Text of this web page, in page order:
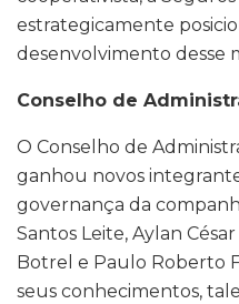
estrategicamente
desenvolvimento desse
Conselho de
O Conselho de
ganhou novos
governança da
Santos Leite, Aylan
Botrel e Paulo Roberto
seus conhecimentos,